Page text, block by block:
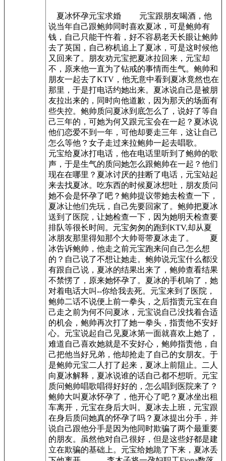
夏冰怀孕元宝求婚 元宝跟朋友喝酒，他
说当年自己跟鲍帅同时喜欢夏冰，可是鲍帅有
钱，自己只能干忤着，好不容易老天长眼让鲍帅
去了英国，自己称机追上了夏冰，可是这时候他
又回来了。朋友劝元宝把夏冰拉回来，元宝却
不，原来他一直为了钻戒的事情而生气。鲍帅和
朋友一起去了KTV，他无意中看到夏冰竟然也在
那里，于是打电话约她出来。夏冰说自己是被朋
友拉出来的，同时向他道歉，因为那天的场面有
些失控。鲍帅质问夏冰到底怎么了，说好了等自
己三年的，可她为何又跟元宝会在一起？夏冰说
他们恋爱不到一年，可他却要走三年，这让自己
怎么等他？女子走过来拉鲍帅一起去唱歌。
元宝给夏冰打电话，他在电话里听到了鲍帅的歌
声，于是生气的质问她怎么跟鲍帅在一起？他们
现在在哪里？夏冰讨厌的挂断了电话，元宝站起
来去找夏冰。吃东西的时候夏冰想吐，朋友质问
她不会是怀孕了吧？鲍帅提议带她去检查一下，
夏冰让他们先玩，自己先要回家了。鲍帅把夏冰
送到了医院，让她检查一下，因为她明天检查要
排队等很长时间。元宝匆匆的跑到KTV,却从夏
冰朋友那里得知那个大帅哥带夏冰走了。 夏
冰告诉鲍帅，他走之前元宝跑来问自己怎么想
的？自己说了不想让她走。鲍帅说元宝什么都没
有跟自己说，夏冰的结果出来了，鲍帅查看结果
不禁愣了，原来她怀孕了。夏冰的手机响了，她
对着电话大叫--你给我去死。元宝来到了医院，
鲍帅二话不说便上前一拳头，之后指责元宝在自
己走之前为何不问夏冰，元宝说自己没找着合适
的机会，鲍帅再次打了她一拳头，指责他不安好
心。元宝说起自己见夏冰第一面就喜欢上她了，
难道自己喜欢她就是不安好心，鲍帅指责他，自
己把他当好兄弟，他却抢走了自己的女朋友。于
是鲍帅元宝二人打了起来，夏冰上前阻止。二人
向夏冰解释，夏冰说谁的话自己都不想听。元宝
质问鲍帅唱歌唱得好好的，怎么唱到医院来了？
鲍帅大叫夏冰怀孕了，他开心了吧？夏冰坐出租
车离开，元宝在身后大叫。夏冰去上班，元宝跟
在身后质问她真的怀孕了吗？夏冰提出分手，并
说自己跟他分手是因为他同时欺骗了两个最重要
的朋友。虽然他对自己很好，但是这些好都是建
立在欺骗的基础上。元宝给她跪了下来，夏冰丢